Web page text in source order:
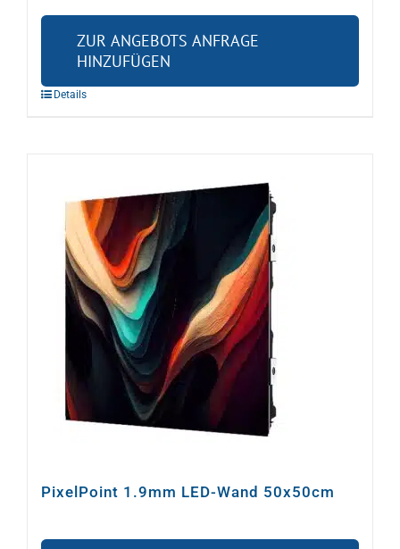
ZUR ANGEBOTS ANFRAGE
HINZUFÜGEN
Details
PixelPoint 1.9mm LED-Wand 50x50cm